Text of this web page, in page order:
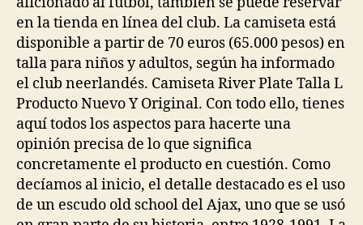
en la tienda en línea del club. La camiseta está
disponible a partir de 70 euros (65.000 pesos) en
talla para niños y adultos, según ha informado
el club neerlandés. Camiseta River Plate Talla L
Producto Nuevo Y Original. Con todo ello, tienes
aquí todos los aspectos para hacerte una
opinión precisa de lo que significa
concretamente el producto en cuestión. Como
decíamos al inicio, el detalle destacado es el uso
de un escudo old school del Ajax, uno que se usó